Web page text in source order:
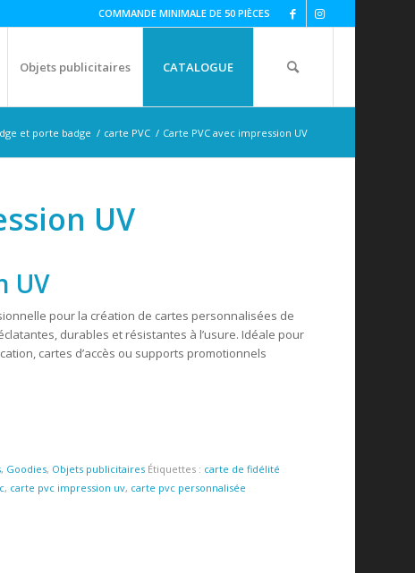
COMMANDE MINIMALE DE 50 PIÈCES
Objets publicitaires CATALOGUE
et porte badge / carte PVC / Carte PVC avec impression UV
UV
UV
pour la création de cartes personnalisées de
durables et résistantes à l’usure. Idéale pour
cartes d’accès ou supports promotionnels
, Goodies, Objets publicitaires Étiquettes : carte de fidélité
, carte pvc impression uv, carte pvc personnalisée